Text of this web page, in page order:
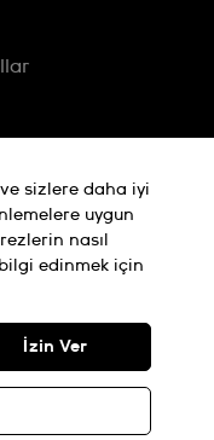
SWISS WATCHES
sizlere daha iyi
uygun
nasıl
edinmek için
İzin Ver